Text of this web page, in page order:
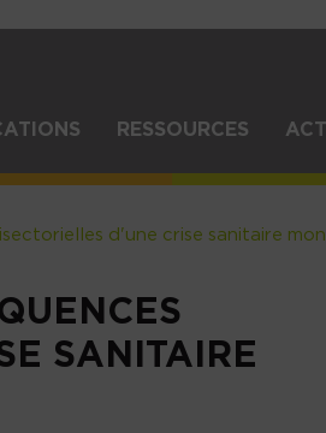
RESSOURCES
d'une crise sanitaire
SANITAIRE